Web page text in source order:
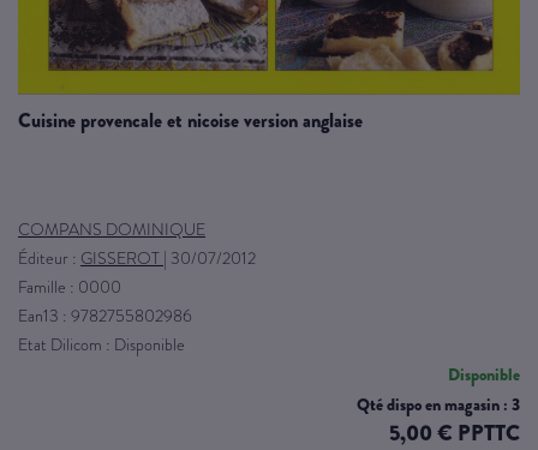
cuisine provencale et nicoise version anglaise
COMPANS DOMINIQUE
Éditeur : GISSEROT | 30/07/2012
Famille : 0000
Ean13 : 9782755802986
Etat Dilicom : Disponible
Disponible
Qté dispo en magasin : 3
5,00 € PPTTC